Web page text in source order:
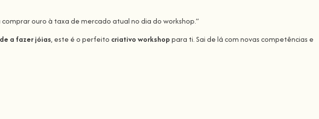
ouro à taxa de mercado atual no dia do workshop.”
a fazer jóias, este é o perfeito criativo workshoppara ti. Sai de lá com novas competências e